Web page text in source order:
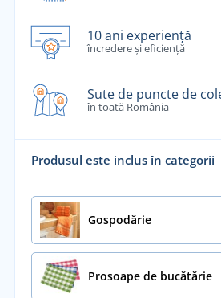
10 ani experiență
încredere și eficiență
Sute de puncte de
în toată România
Produsul este inclus în categorii
Gospodărie
Prosoape de bucătărie